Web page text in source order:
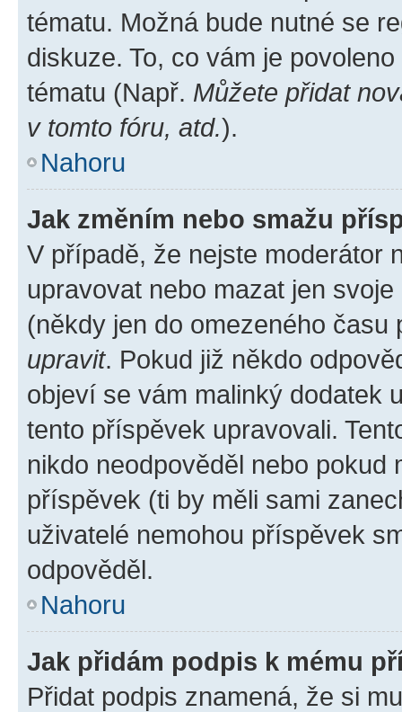
tématu. Možná bude nutné se
diskuze. To, co vám je
tématu (Např. Můžete přidat
v tomto fóru, atd.).
Nahoru
Jak změním nebo smažu
V případě, že nejste moderátor
upravovat nebo mazat jen
(někdy jen do omezeného
upravit. Pokud již někdo
objeví se vám malinký dodatek
tento příspěvek upravovali.
nikdo neodpověděl nebo pokud
příspěvek (ti by měli sami
uživatelé nemohou příspěvek
odpověděl.
Nahoru
Jak přidám podpis k mému
Přidat podpis znamená, že si